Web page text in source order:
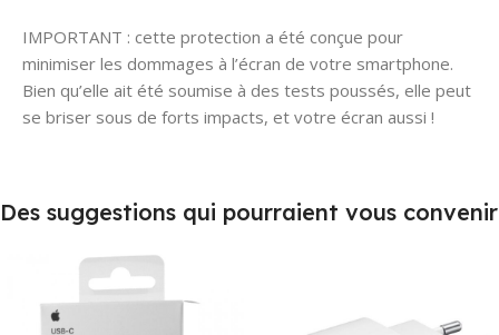
IMPORTANT : cette protection a été conçue pour
minimiser les dommages à l’écran de votre smartphone.
Bien qu’elle ait été soumise à des tests poussés, elle peut
se briser sous de forts impacts, et votre écran aussi !
Des suggestions qui pourraient vous convenir